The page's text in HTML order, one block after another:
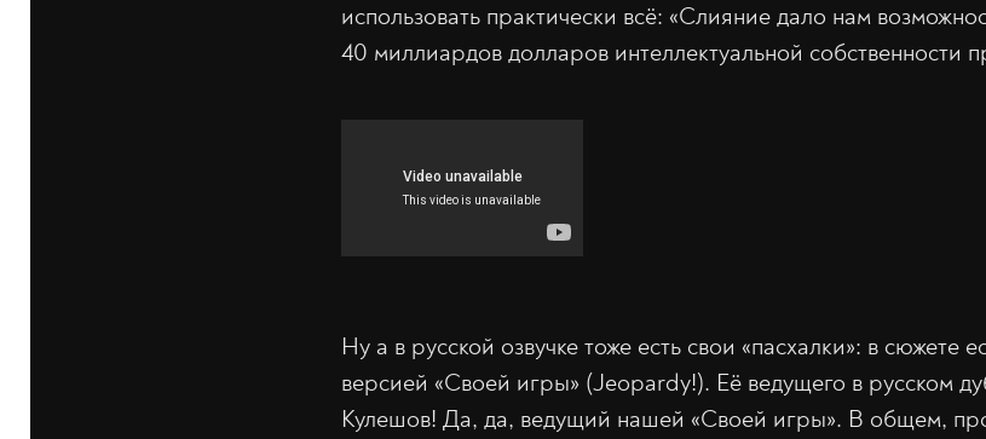
использовать практически всё: «Слияние дало нам
40 миллиардов долларов интеллектуальной собственности
Ну а в русской озвучке тоже есть свои «пасхалки»: в сюжете
версией «Своей игры» (Jeopardy!). Её ведущего в русском
Кулешов! Да, да, ведущий нашей «Своей игры». В общем,